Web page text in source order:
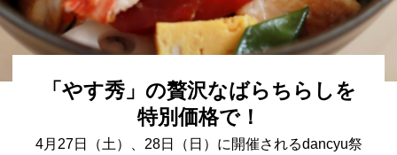
「やす秀」の贅沢なばらちらしを
特別価格で！
4月27日（土）、28日（日）に開催されるdancyu祭